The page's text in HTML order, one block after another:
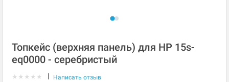
Топкейс (верхняя панель) для HP 15s-
eq0000 - серебристый
★ ★ ★ ★ ★ | Написать отзыв